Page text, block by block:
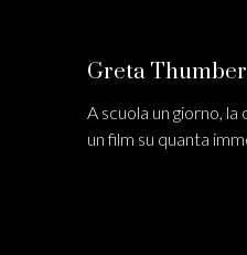
Greta
A scuola un giorno,
un film su quanta